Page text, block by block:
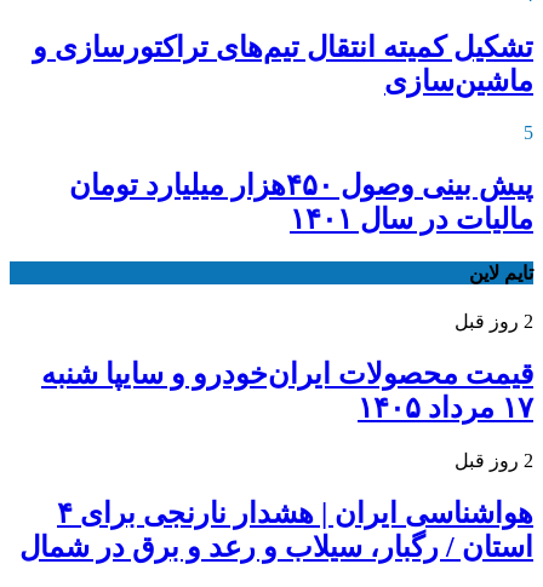
تشکیل کمیته انتقال تیم‌های تراکتورسازی و
ماشین‌سازی
5
پیش بینی وصول ۴۵۰هزار میلیارد تومان
مالیات در سال ۱۴۰۱
تایم لاین
2 روز قبل
قیمت محصولات ایران‌خودرو و سایپا شنبه
۱۷ مرداد ۱۴۰۵
2 روز قبل
هواشناسی ایران | هشدار نارنجی برای ۴
استان / رگبار، سیلاب و رعد و برق در شمال